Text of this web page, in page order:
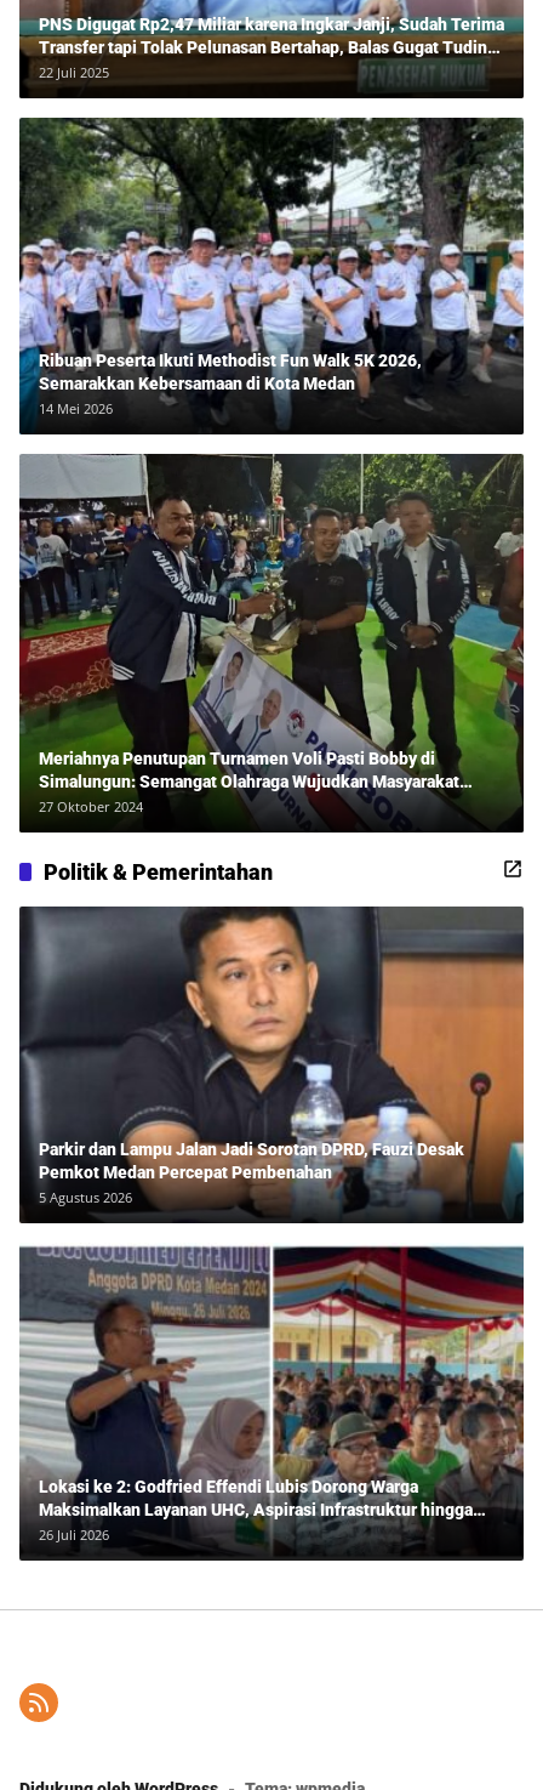
PNS Digugat Rp2,47 Miliar karena Ingkar Janji, Sudah Terima
Transfer tapi Tolak Pelunasan Bertahap, Balas Gugat Tuding
Lawan Tipu Rp850 Juta
22 Juli 2025
Ribuan Peserta Ikuti Methodist Fun Walk 5K 2026,
Semarakkan Kebersamaan di Kota Medan
14 Mei 2026
Meriahnya Penutupan Turnamen Voli Pasti Bobby di
Simalungun: Semangat Olahraga Wujudkan Masyarakat
Sehat Bersama Erwan Rozadi dan Ribuan Penonton!
27 Oktober 2024
Politik & Pemerintahan
Parkir dan Lampu Jalan Jadi Sorotan DPRD, Fauzi Desak
Pemkot Medan Percepat Pembenahan
5 Agustus 2026
Lokasi ke 2: Godfried Effendi Lubis Dorong Warga
Maksimalkan Layanan UHC, Aspirasi Infrastruktur hingga
Pendidikan Mengemuka dalam Reses Medan Amplas
26 Juli 2026